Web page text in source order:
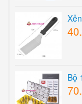
Bộ